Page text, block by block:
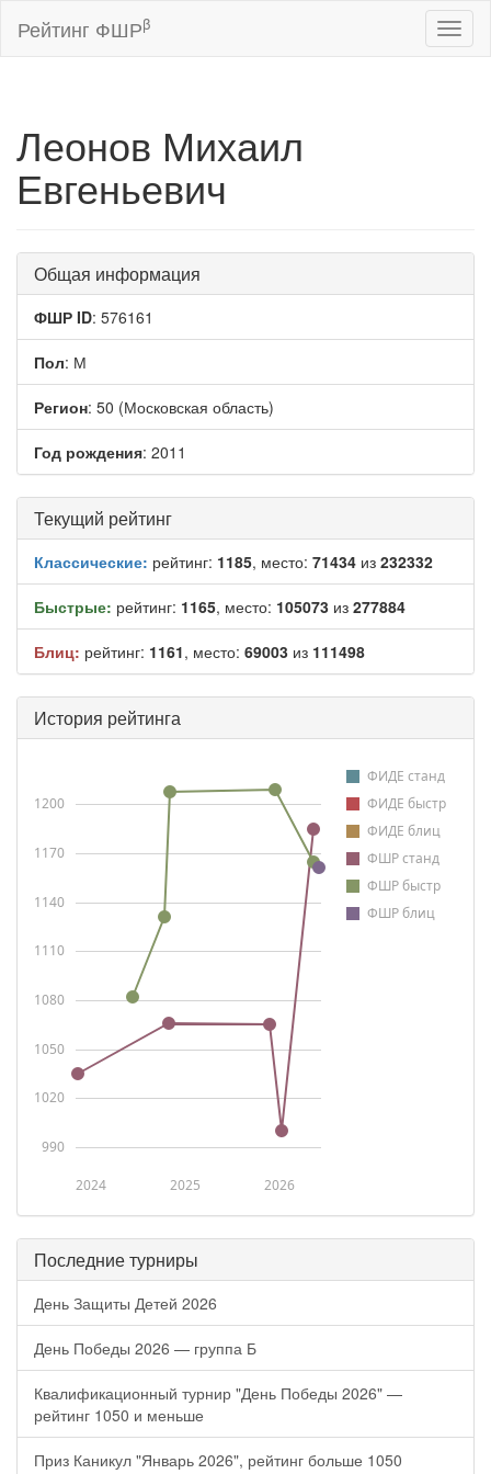
Рейтинг ФШРβ
Леонов Михаил
Евгеньевич
Общая информация
ФШР ID: 576161
Пол: М
Регион: 50 (Московская область)
Год рождения: 2011
Текущий рейтинг
Классические: рейтинг: 1185, место: 71434 из 232332
Быстрые: рейтинг: 1165, место: 105073 из 277884
Блиц: рейтинг: 1161, место: 69003 из 111498
История рейтинга
ФИДЕ станд
ФИДЕ быстр
ФИДЕ блиц
ФШР станд
ФШР быстр
ФШР блиц
2024 2025 2026
990
1020
1050
1080
1110
1140
1170
1200
Последние турниры
День Защиты Детей 2026
День Победы 2026 — группа Б
Квалификационный турнир "День Победы 2026" —
рейтинг 1050 и меньше
Приз Каникул "Январь 2026", рейтинг больше 1050